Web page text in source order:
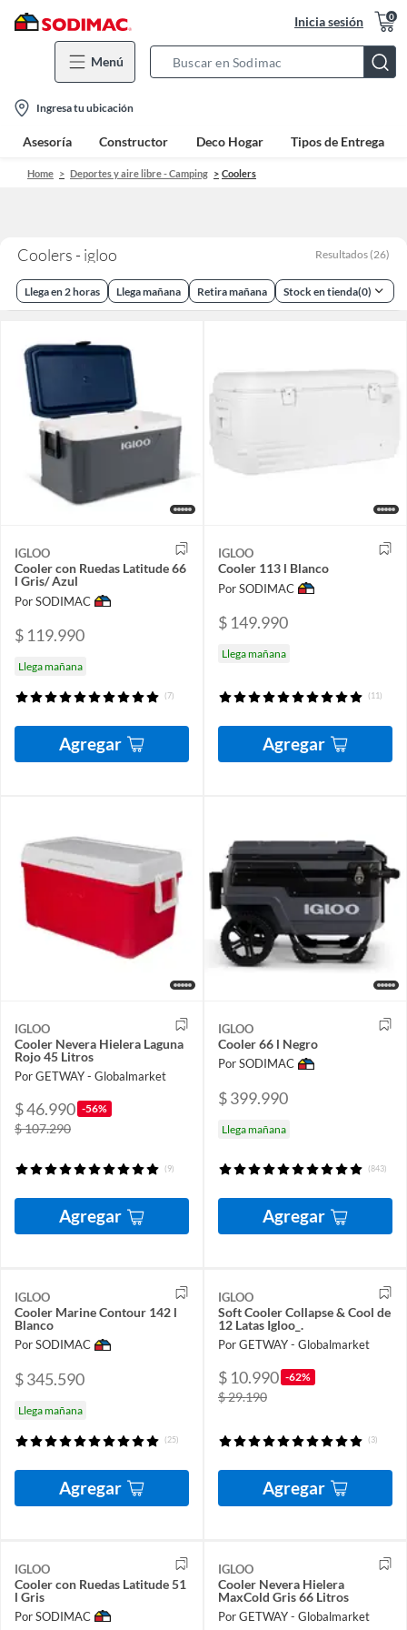
Inicia sesión 0
Menú
Bar
location-
icon
Ingresa tu ubicación
Asesoría Constructor Deco Hogar Tipos de Entrega
Home Deportes y aire libre - Camping Coolers
Coolers - igloo Resultados (26)
Llega en 2 horas Llega mañana Retira mañana Stock en tienda(0)
IGLOO
Cooler con Ruedas Latitude 66
l Gris/ Azul
Por SODIMAC
$ 119.990
Llega mañana
(7)
Agregar
IGLOO
Cooler 113 l Blanco
Por SODIMAC
$ 149.990
Llega mañana
(11)
Agregar
IGLOO
Cooler Nevera Hielera Laguna
Rojo 45 Litros
Por GETWAY - Globalmarket
$ 46.990 -56%
$ 107.290
(9)
Agregar
IGLOO
Cooler 66 l Negro
Por SODIMAC
$ 399.990
Llega mañana
(843)
Agregar
IGLOO
Cooler Marine Contour 142 l
Blanco
Por SODIMAC
$ 345.590
Llega mañana
(25)
Agregar
IGLOO
Soft Cooler Collapse & Cool de
12 Latas Igloo_.
Por GETWAY - Globalmarket
$ 10.990 -62%
$ 29.190
(3)
Agregar
IGLOO
Cooler con Ruedas Latitude 51
l Gris
Por SODIMAC
IGLOO
Cooler Nevera Hielera
MaxCold Gris 66 Litros
Por GETWAY - Globalmarket